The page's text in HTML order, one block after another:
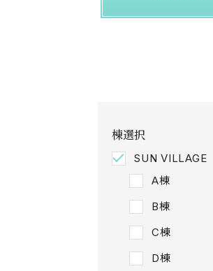
棟選択
SUN VILLAGE
A棟
B棟
C棟
D棟